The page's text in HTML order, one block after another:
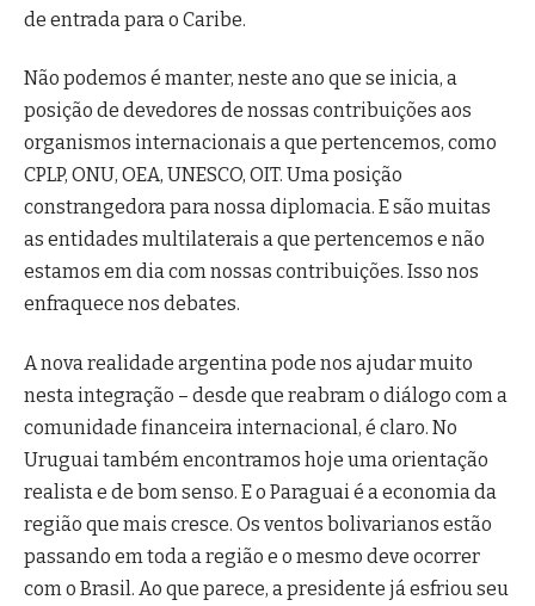
de entrada para o Caribe.
Não podemos é manter, neste ano que se inicia, a
posição de devedores de nossas contribuições aos
organismos internacionais a que pertencemos, como
CPLP, ONU, OEA, UNESCO, OIT. Uma posição
constrangedora para nossa diplomacia. E são muitas
as entidades multilaterais a que pertencemos e não
estamos em dia com nossas contribuições. Isso nos
enfraquece nos debates.
A nova realidade argentina pode nos ajudar muito
nesta integração – desde que reabram o diálogo com a
comunidade financeira internacional, é claro. No
Uruguai também encontramos hoje uma orientação
realista e de bom senso. E o Paraguai é a economia da
região que mais cresce. Os ventos bolivarianos estão
passando em toda a região e o mesmo deve ocorrer
com o Brasil. Ao que parece, a presidente já esfriou seu